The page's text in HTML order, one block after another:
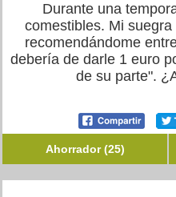
Durante una
comestibles. Mi
recomendándome
debería de darle 1 euro
de su parte".
Ahorrador (25)